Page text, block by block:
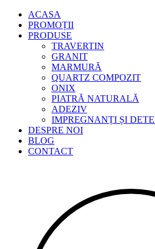
ACASA
PROMOȚII
PRODUSE
TRAVERTIN
GRANIT
MARMURĂ
QUARTZ COMPOZIT
ONIX
PIATRĂ NATURALĂ
ADEZIV
IMPREGNANȚI ȘI
DESPRE NOI
BLOG
CONTACT